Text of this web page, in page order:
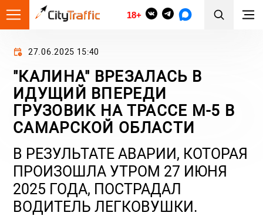
18+
27.06.2025 15:40
"КАЛИНА" ВРЕЗАЛАСЬ В
ИДУЩИЙ ВПЕРЕДИ
ГРУЗОВИК НА ТРАССЕ М-5 В
САМАРСКОЙ ОБЛАСТИ
В РЕЗУЛЬТАТЕ АВАРИИ, КОТОРАЯ
ПРОИЗОШЛА УТРОМ 27 ИЮНЯ
2025 ГОДА, ПОСТРАДАЛ
ВОДИТЕЛЬ ЛЕГКОВУШКИ.